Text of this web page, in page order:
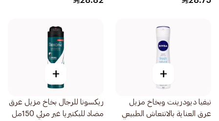
+
نيفيا ديودرينت وبخاخ مزيل
عرق العناية بالانتعاش الطبيعي
+
ريكسونا للرجال بخاخ مزيل عرق
مضاد للبكتيريا غير مرئي 150مل